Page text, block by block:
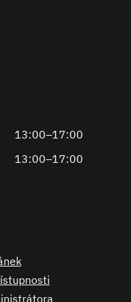
13:00–17:00
13:00–17:00